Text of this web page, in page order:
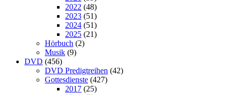
2022 (48)
2023 (51)
2024 (51)
2025 (21)
Hörbuch (2)
Musik (9)
DVD (456)
DVD Predigtreihen (42)
Gottesdienste (427)
2017 (25)